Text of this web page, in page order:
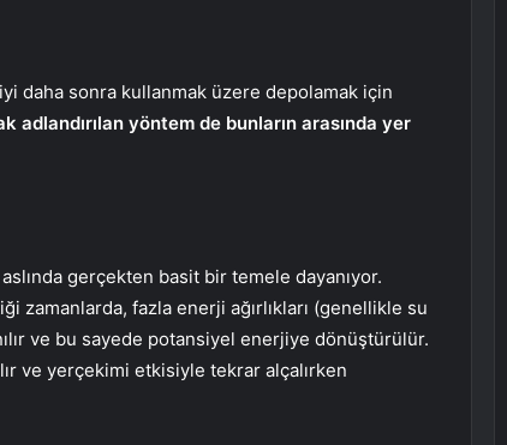
daha sonra kullanmak üzere depolamak için
adlandırılan yöntem de bunların arasında yer
gerçekten basit bir temele dayanıyor.
zamanlarda, fazla enerji ağırlıkları (genellikle su
ve bu sayede potansiyel enerjiye dönüştürülür.
ve yerçekimi etkisiyle tekrar alçalırken